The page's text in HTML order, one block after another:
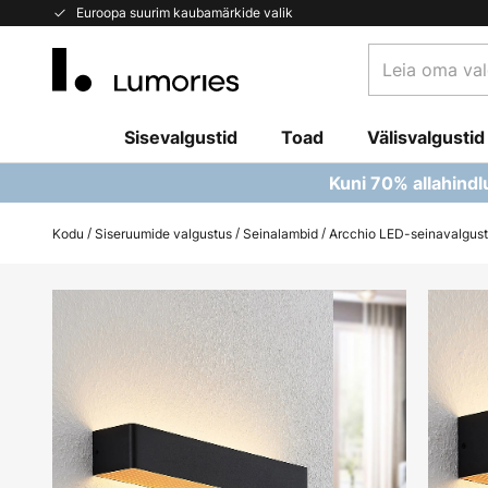
Euroopa suurim kaubamärkide valik
Skip
oma
Sisevalgustid Toad Välisvalgustid
Kuni 70%
Kodu Siseruumide valgustus Seinalambid Arcchio LED-
of
the
images